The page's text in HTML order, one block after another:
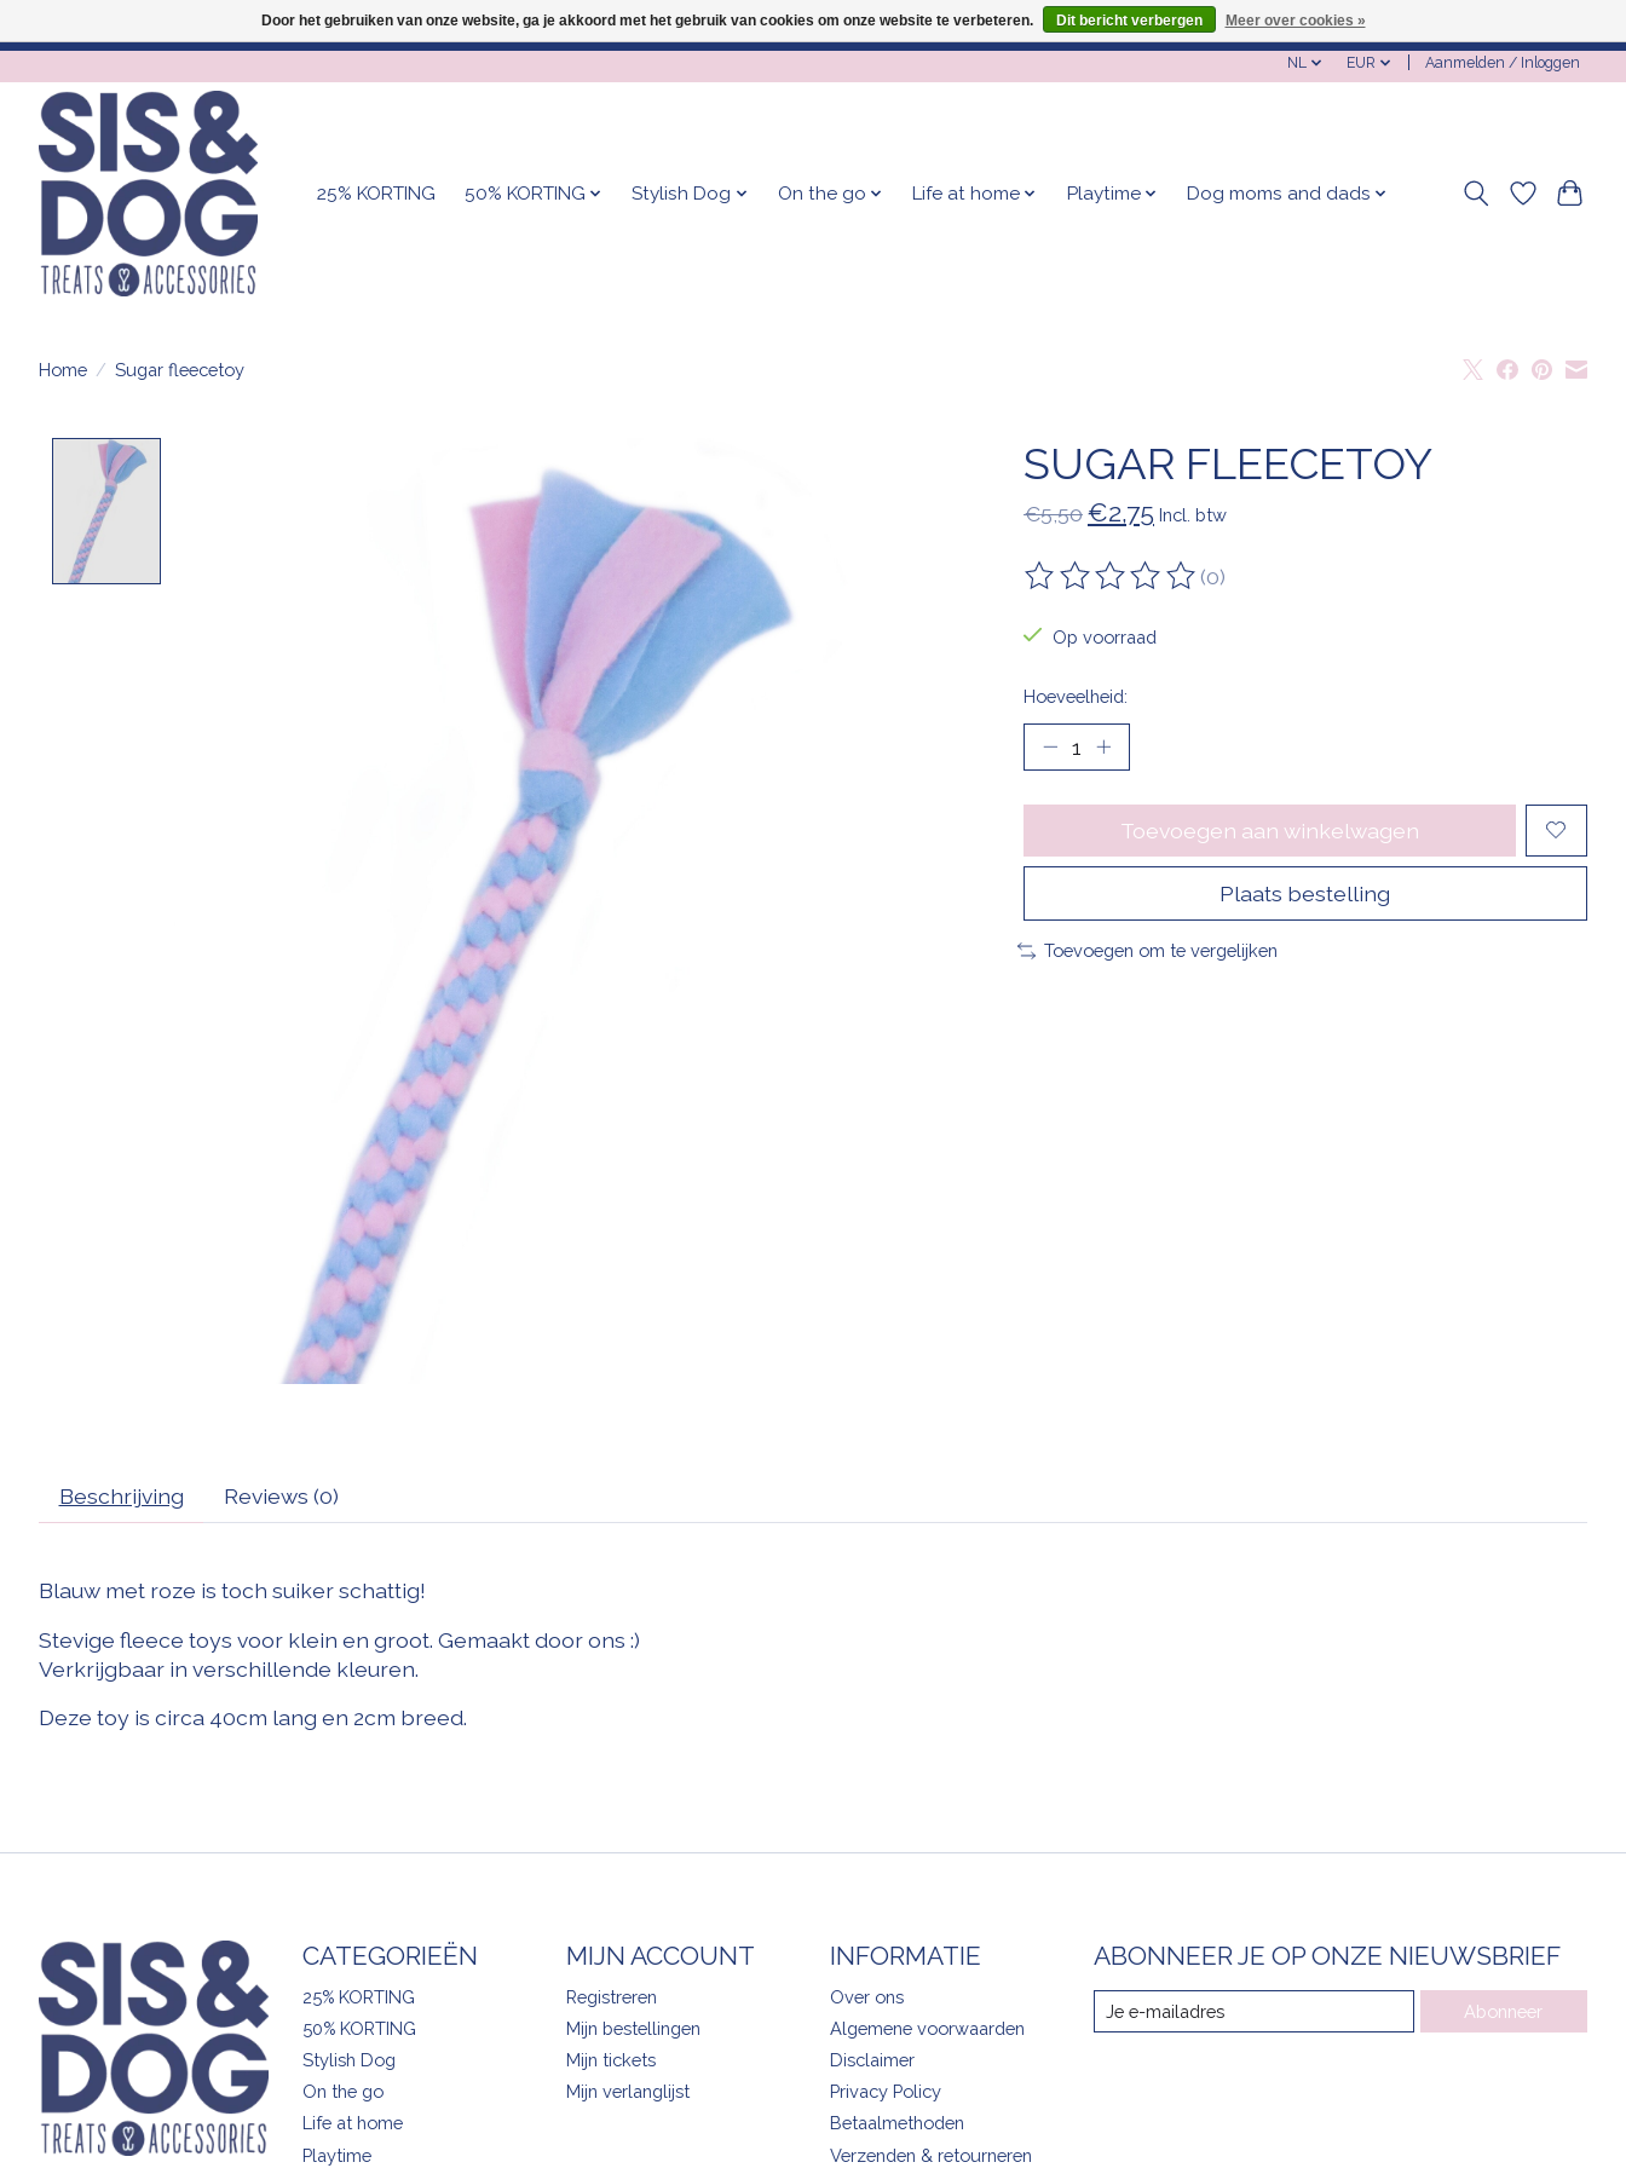
NL EUR Aanmelden / Inloggen
25% KORTING 50% KORTING Stylish Dog On the go Life at home Playtime Dog moms and dads
Home / Sugar fleecetoy
SUGAR FLEECETOY
€5,50€2,75 Incl. btw
De beoordeling van dit product is
(0)
Op voorraad
Hoeveelheid:
Toevoegen aan winkelwagen
Plaats bestelling
Toevoegen om te vergelijken
Beschrijving Reviews (0)
Blauw met roze is toch suiker schattig!
Stevige fleece toys voor klein en groot. Gemaakt door ons :)
Verkrijgbaar in verschillende kleuren.
Deze toy is circa 40cm lang en 2cm breed.
CATEGORIEËN
25% KORTING
50% KORTING
Stylish Dog
On the go
Life at home
Playtime
MIJN ACCOUNT
Registreren
Mijn bestellingen
Mijn tickets
Mijn verlanglijst
INFORMATIE
Over ons
Algemene voorwaarden
Disclaimer
Privacy Policy
Betaalmethoden
Verzenden & retourneren
ABONNEER JE OP ONZE NIEUWSBRIEF
Abonneer
Door het gebruiken van onze website, ga je akkoord met het gebruik van cookies om onze website te verbeteren. Dit bericht verbergen Meer over cookies »
Geef je hond het kleedje waar 500+ baasjes fan van zijn!